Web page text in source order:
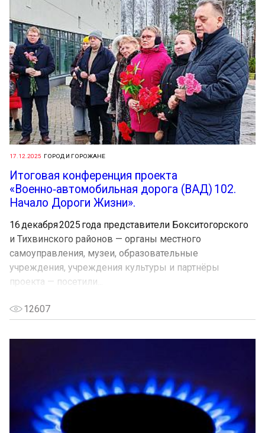
17.12.2025 ГОРОД И ГОРОЖАНЕ
Итоговая конференция проекта
«Военно‑автомобильная дорога (ВАД) 102.
Начало Дороги Жизни».
16 декабря 2025 года представители Бокситогорского
и Тихвинского районов — органы местного
самоуправления, музеи, образовательные
учреждения, учреждения культуры и партнёры
проекта — посетили...
12607